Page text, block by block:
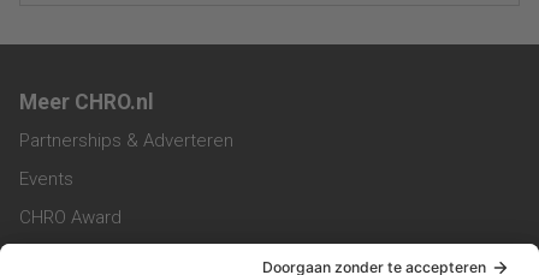
Meer CHRO.nl
Partnerships & Adverteren
Events
CHRO Award